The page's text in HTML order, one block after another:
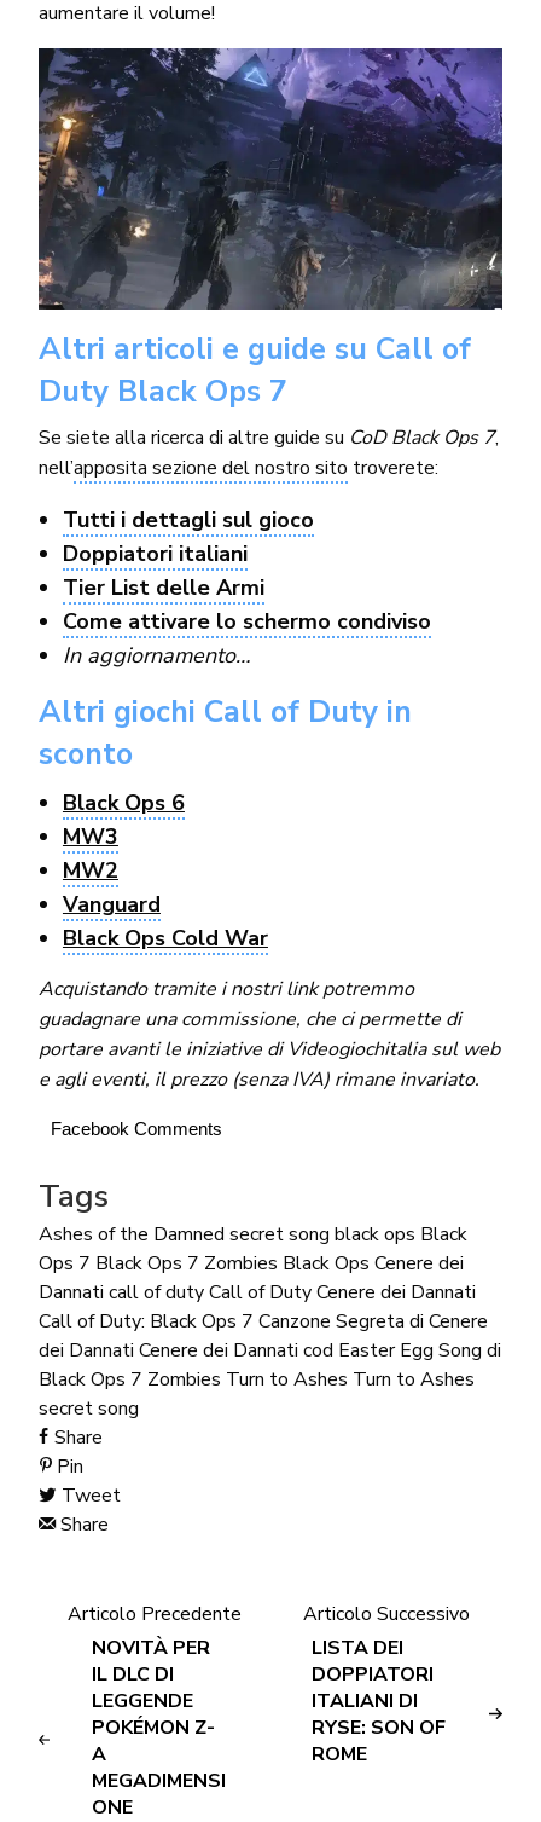
aumentare il volume!
Altri articoli e guide su Call of
Duty Black Ops 7
Se siete alla ricerca di altre guide su CoD Black Ops 7,
nell’apposita sezione del nostro sito troverete:
Tutti i dettagli sul gioco
Doppiatori italiani
Tier List delle Armi
Come attivare lo schermo condiviso
In aggiornamento…
Altri giochi Call of Duty in
sconto
Black Ops 6
MW3
MW2
Vanguard
Black Ops Cold War
Acquistando tramite i nostri link potremmo
guadagnare una commissione, che ci permette di
portare avanti le iniziative di Videogiochitalia sul web
e agli eventi, il prezzo (senza IVA) rimane invariato.
Facebook Comments
Tags
Ashes of the Damned secret song black ops Black
Ops 7 Black Ops 7 Zombies Black Ops Cenere dei
Dannati call of dutyCall of Duty Cenere dei Dannati
Call of Duty: Black Ops 7 Canzone Segreta di Cenere
dei Dannati Cenere dei Dannati cod Easter Egg Song di
Black Ops 7 Zombies Turn to Ashes Turn to Ashes
secret song
Share
Pin
Tweet
Share
Articolo Precedente
NOVITÀ PER
IL DLC DI
LEGGENDE
POKÉMON Z-
A
MEGADIMENSI
ONE
Articolo Successivo
LISTA DEI
DOPPIATORI
ITALIANI DI
RYSE: SON OF
ROME